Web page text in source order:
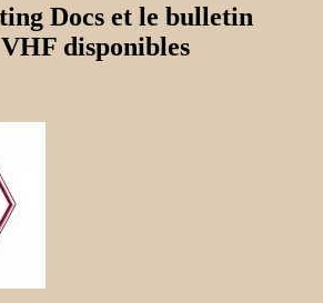
Docs et le bulletin
disponibles